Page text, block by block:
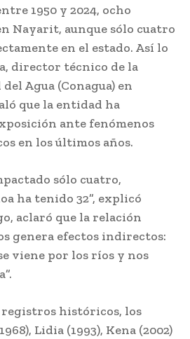
1950 y 2024, ocho
Nayarit, aunque sólo cuatro
en el estado. Así lo
director técnico de la
Agua (Conagua) en
que la entidad ha
ante fenómenos
en los últimos años.
sólo cuatro,
ha tenido 32”, explicó
aclaró que la relación
genera efectos indirectos:
viene por los ríos y nos
registros históricos, los
Lidia (1993), Kena (2002)